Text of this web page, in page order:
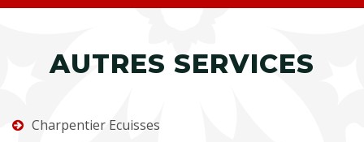
AUTRES SERVICES
Charpentier Ecuisses